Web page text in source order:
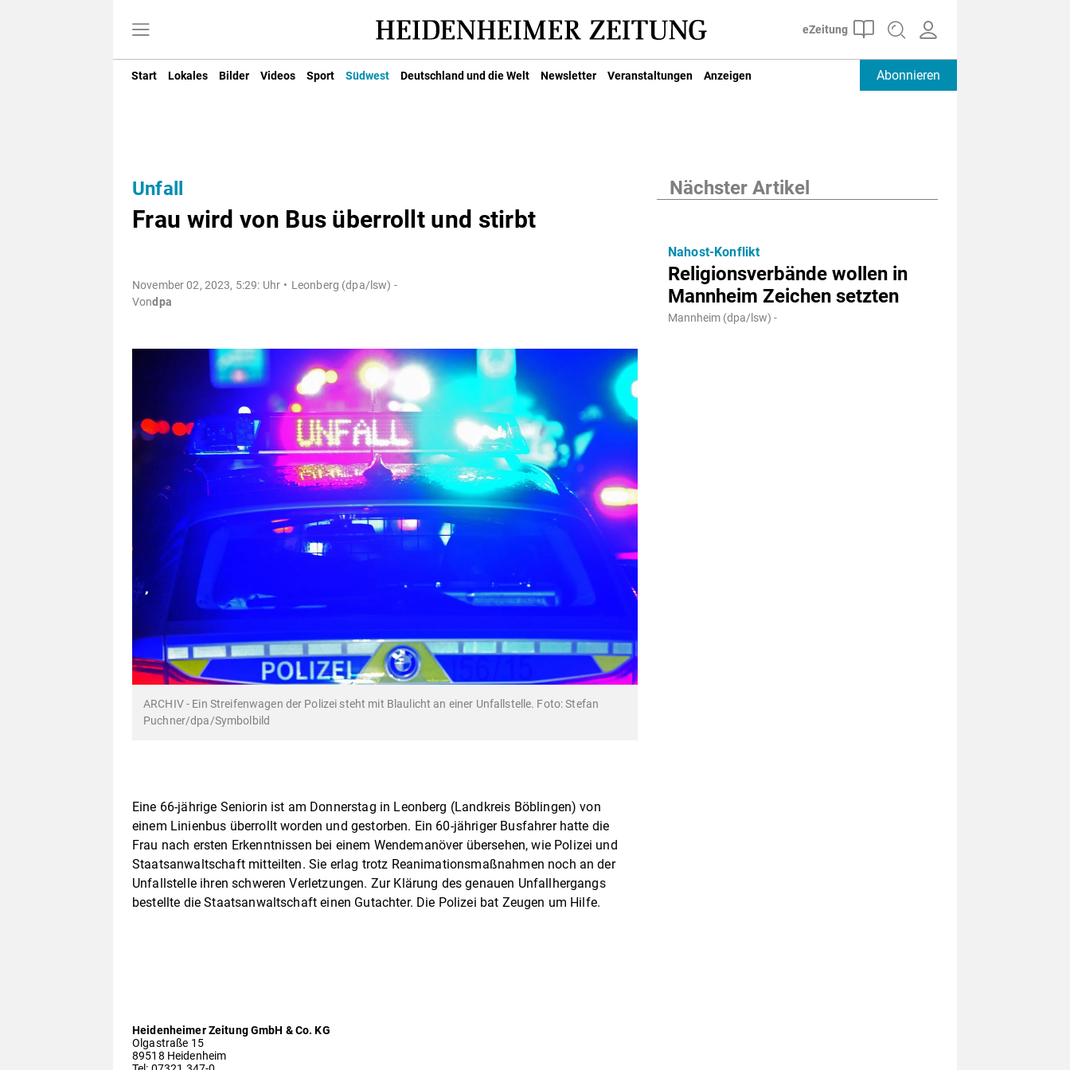
Start Lokales Bilder Videos Sport Südwest Deutschland und die Welt Newsletter Veranstaltungen Anzeigen Abonnieren
Unfall
Frau wird von Bus überrollt und stirbt
November 02, 2023, 5:29: Uhr
Leonberg (dpa/lsw) -
Vondpa
ARCHIV - Ein Streifenwagen der Polizei steht mit Blaulicht an einer Unfallstelle. Foto: Stefan
Puchner/dpa/Symbolbild
Eine 66-jährige Seniorin ist am Donnerstag in Leonberg (Landkreis Böblingen) von
einem Linienbus überrollt worden und gestorben. Ein 60-jähriger Busfahrer hatte die
Frau nach ersten Erkenntnissen bei einem Wendemanöver übersehen, wie Polizei und
Staatsanwaltschaft mitteilten. Sie erlag trotz Reanimationsmaßnahmen noch an der
Unfallstelle ihren schweren Verletzungen. Zur Klärung des genauen Unfallhergangs
bestellte die Staatsanwaltschaft einen Gutachter. Die Polizei bat Zeugen um Hilfe.
Nächster Artikel
Religionsverbände wollen in
Mannheim Zeichen setzten
Nahost-Konflikt
Mannheim (dpa/lsw) -
Heidenheimer Zeitung GmbH & Co. KG
Olgastraße 15
89518 Heidenheim